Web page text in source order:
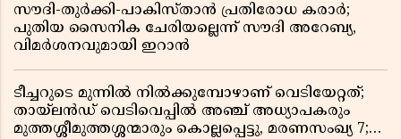
സൗദി-തുർക്കി-പാകിസ്താൻ പ്രതിരോധ കരാർ;
പുതിയ സൈനിക ചേരിയല്ലെന്ന് സൗദി അറേബ്യ,
വിമർശനവുമായി ഇറാൻ
ടീച്ചറുടെ മുന്നിൽ നിൽക്കുമ്പോഴാണ് വെടിയേറ്റത്;
തായ്‌ലൻഡ് വെടിവെപ്പിൽ അഞ്ച് അധ്യാപകരും
മുത്തശ്ശീമുത്തശ്ശന്മാരും കൊല്ലപ്പെട്ടു, മരണസംഖ്യ 7;